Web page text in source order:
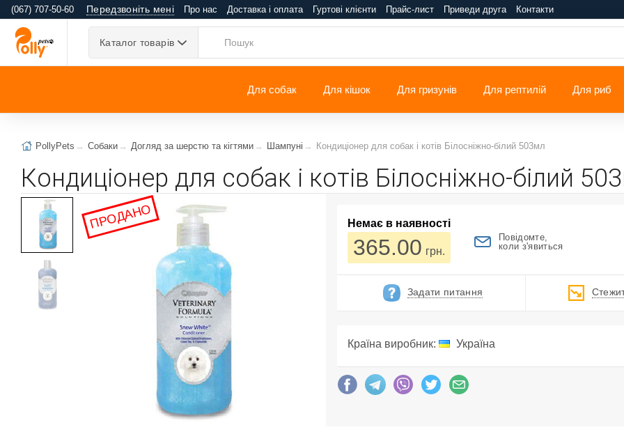
(067) 707-50-60 Передзвоніть мені Про нас Доставка і оплата Гуртові клієнти Прайс-лист Приведи друга Контакти
Каталог товарів
Для собак Для кішок Для гризунів Для рептилій Для риб
PollyPets Собаки Догляд за шерстю та кігтями Шампуні Кондиціонер для собак і котів Білосніжно-білий 503мл
Кондиціонер для собак і котів Білосніжно-білий
ПРОДАНО Немає в наявності
365.00 грн.
Повідомте,
коли з'явиться
Задати питання
Країна виробник: Україна